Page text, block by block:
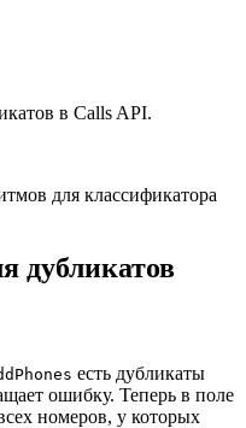
в Calls API.
для классификатора
дубликатов
есть дубликаты
ошибку. Теперь в поле
номеров, у которых